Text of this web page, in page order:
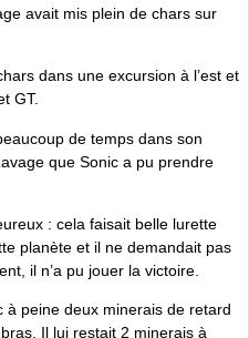
avait mis plein de chars sur
dans une excursion à l’est et
GT.
de temps dans son
que Sonic a pu prendre
: cela faisait belle lurette
planète et il ne demandait pas
il n’a pu jouer la victoire.
à peine deux minerais de retard
Il lui restait 2 minerais à